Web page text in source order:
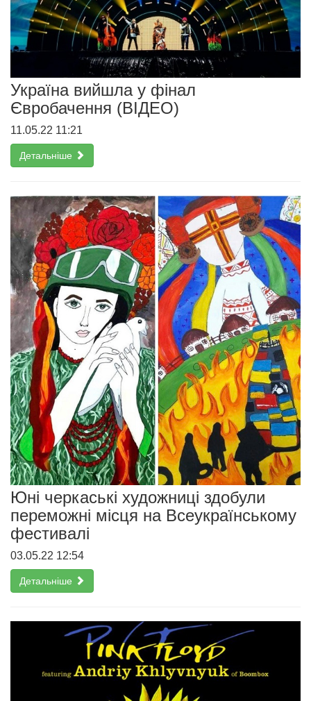
Україна вийшла у фінал
Євробачення (ВІДЕО)
11.05.22 11:21
Детальніше
Юні черкаські художниці здобули
переможні місця на Всеукраїнському
фестивалі
03.05.22 12:54
Детальніше